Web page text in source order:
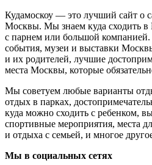
Кудамоскоу — это лучший сайт о
Москвы. Мы знаем куда сходить в
с парнем или большой
события, музеи и выставки
и их родителей, лучшие
места Москвы, которые
Мы советуем любые варианты
отдых в парках,
куда можно сходить с ребенком,
спортивные мероприятия, места
и отдыха с семьей, и многое
Мы в социальных сетях